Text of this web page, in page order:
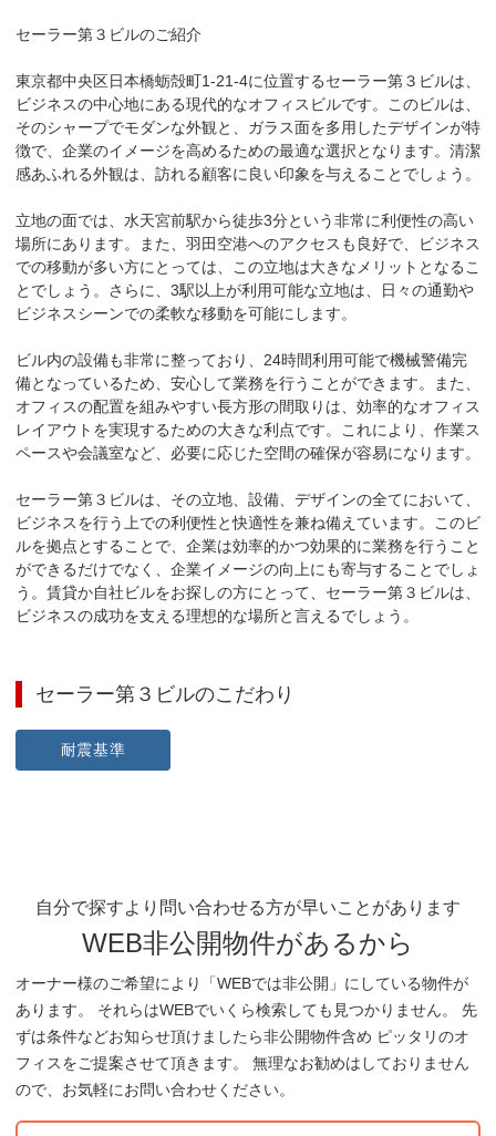
セーラー第３ビルのご紹介
東京都中央区日本橋蛎殻町1-21-4に位置するセーラー第３ビルは、
ビジネスの中心地にある現代的なオフィスビルです。このビルは、
そのシャープでモダンな外観と、ガラス面を多用したデザインが特
徴で、企業のイメージを高めるための最適な選択となります。清潔
感あふれる外観は、訪れる顧客に良い印象を与えることでしょう。
立地の面では、水天宮前駅から徒歩3分という非常に利便性の高い
場所にあります。また、羽田空港へのアクセスも良好で、ビジネス
での移動が多い方にとっては、この立地は大きなメリットとなるこ
とでしょう。さらに、3駅以上が利用可能な立地は、日々の通勤や
ビジネスシーンでの柔軟な移動を可能にします。
ビル内の設備も非常に整っており、24時間利用可能で機械警備完
備となっているため、安心して業務を行うことができます。また、
オフィスの配置を組みやすい長方形の間取りは、効率的なオフィス
レイアウトを実現するための大きな利点です。これにより、作業ス
ペースや会議室など、必要に応じた空間の確保が容易になります。
セーラー第３ビルは、その立地、設備、デザインの全てにおいて、
ビジネスを行う上での利便性と快適性を兼ね備えています。このビ
ルを拠点とすることで、企業は効率的かつ効果的に業務を行うこと
ができるだけでなく、企業イメージの向上にも寄与することでしょ
う。賃貸か自社ビルをお探しの方にとって、セーラー第３ビルは、
ビジネスの成功を支える理想的な場所と言えるでしょう。
セーラー第３ビルのこだわり
耐震基準
自分で探すより問い合わせる方が早いことがあります
WEB非公開物件があるから
オーナー様のご希望により「WEBでは非公開」にしている物件が
あります。 それらはWEBでいくら検索しても見つかりません。 先
ずは条件などお知らせ頂けましたら非公開物件含め ピッタリのオ
フィスをご提案させて頂きます。 無理なお勧めはしておりません
ので、お気軽にお問い合わせください。